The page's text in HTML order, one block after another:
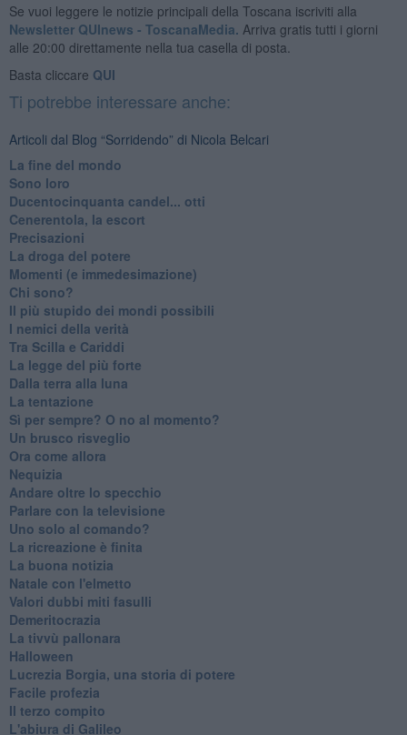
Se vuoi leggere le notizie principali della Toscana iscriviti alla
Newsletter QUInews - ToscanaMedia. Arriva gratis tutti i giorni
alle 20:00 direttamente nella tua casella di posta.
Basta cliccare QUI
Ti potrebbe interessare anche:
Articoli dal Blog “Sorridendo” di Nicola Belcari
La fine del mondo
Sono loro
Ducentocinquanta candel... otti
Cenerentola, la escort
Precisazioni
La droga del potere
Momenti (e immedesimazione)
Chi sono?
Il più stupido dei mondi possibili
I nemici della verità
Tra Scilla e Cariddi
La legge del più forte
Dalla terra alla luna
La tentazione
​Sì per sempre? O no al momento?
Un brusco risveglio
Ora come allora
Nequizia
Andare oltre lo specchio
Parlare con la televisione
Uno solo al comando?
La ricreazione è finita
La buona notizia
Natale con l'elmetto
Valori dubbi miti fasulli
Demeritocrazia
La tivvù pallonara
Halloween
​Lucrezia Borgia, una storia di potere
Facile profezia
Il terzo compito
L'abiura di Galileo